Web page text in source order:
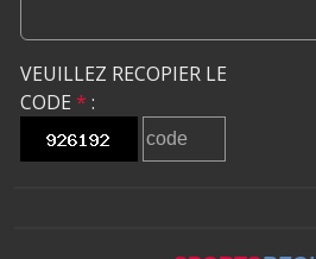
VEUILLEZ RECOPIER LE
CODE * :